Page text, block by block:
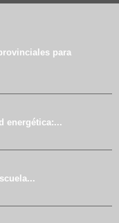
para
energética:...